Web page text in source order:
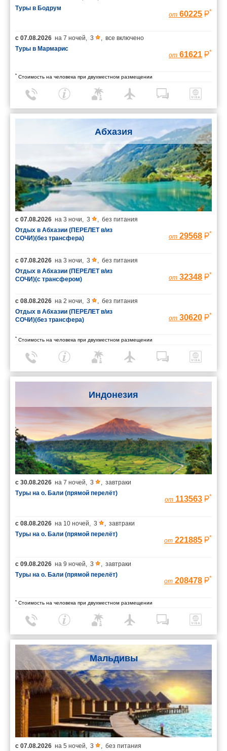
Туры в Бодрум
от 60225 *
с 07.08.2026 на 7 ночей, 3 , все включено
Туры в Мармарис
от 61621 *
* Стоимость на человека при двухместном размещении
Абхазия
с 07.08.2026 на 3 ночи, 3 , без питания
Отдых в Абхазии (ПЕРЕЛЕТ в/из
СОЧИ)(без трансфера)
от 29568 *
с 07.08.2026 на 3 ночи, 3 , без питания
Отдых в Абхазии (ПЕРЕЛЕТ в/из
СОЧИ)(с трансфером)
от 32348 *
с 08.08.2026 на 2 ночи, 3 , без питания
Отдых в Абхазии (ПЕРЕЛЕТ в/из
СОЧИ)(без трансфера)
от 30620 *
* Стоимость на человека при двухместном размещении
Индонезия
с 30.08.2026 на 7 ночей, 3 , завтраки
Туры на о. Бали (прямой перелёт)
от 113563 *
с 08.08.2026 на 10 ночей, 3 , завтраки
Туры на о. Бали (прямой перелёт)
от 221885 *
с 09.08.2026 на 9 ночей, 3 , завтраки
Туры на о. Бали (прямой перелёт)
от 208478 *
* Стоимость на человека при двухместном размещении
Мальдивы
с 07.08.2026 на 5 ночей 3
без питания